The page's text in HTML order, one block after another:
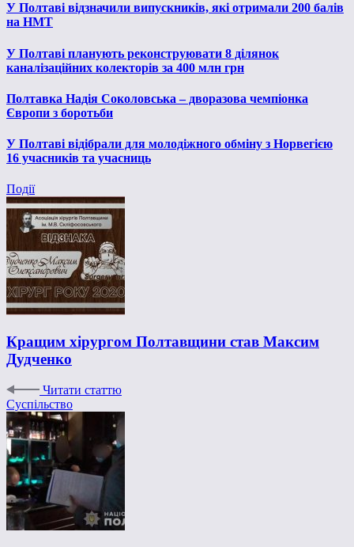
У Полтаві відзначили випускників, які отримали 200 балів
на НМТ
У Полтаві планують реконструювати 8 ділянок
каналізаційних колекторів за 400 млн грн
Полтавка Надія Соколовська – дворазова чемпіонка
Європи з боротьби
У Полтаві відібрали для молодіжного обміну з Норвегією
16 учасників та учасниць
Події
Кращим хірургом Полтавщини став Максим
Дудченко
Читати статтю
Суспільство